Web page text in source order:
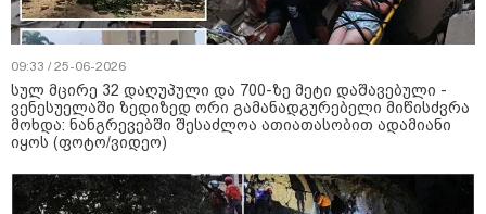
09:33 / 25-06-2026
სულ მცირე 32 დაღუპული და 700-ზე მეტი დაშავებული -
ვენესუელაში ზედიზედ ორი გამანადგურებელი მიწისძვრა
მოხდა: ნანგრევებში შესაძლოა ათიათასობით ადამიანი
იყოს (ფოტო/ვიდეო)